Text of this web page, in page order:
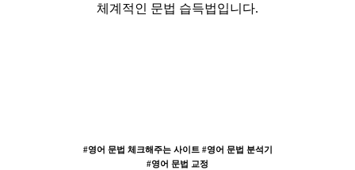
체계적인 문법 습득법입니다.
#영어 문법 체크해주는 사이트 #영어 문법 분석기
#영어 문법 교정